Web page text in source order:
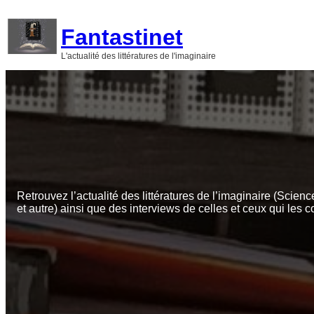
contenu
Fantastinet
L'actualité des littératures de l'imaginaire
Retrouvez l’actualité des littératures de l’imaginaire
et autre) ainsi que des interviews de celles et ceux qui les